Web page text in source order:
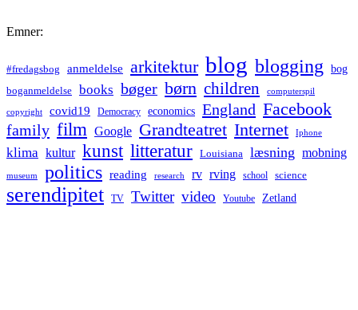
Emner:
#fredagsbog anmeldelse arkitektur blog blogging bog
boganmeldelse books bøger børn children computerspil
copyright covid19 Democracy economics England Facebook
family film Google Grandteatret Internet Iphone
klima kultur kunst litteratur Louisiana læsning mobning
museum politics reading research rv rving school science
serendipitet TV Twitter video Youtube Zetland